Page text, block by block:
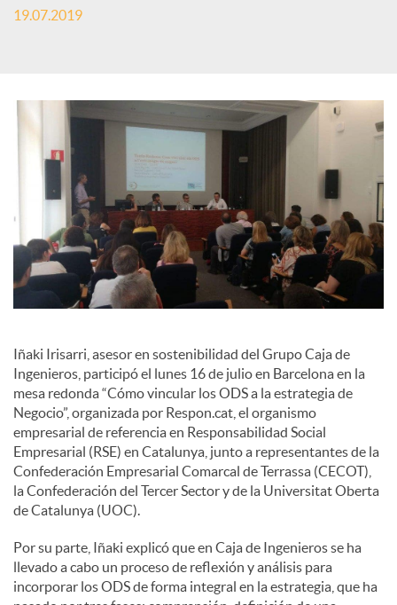
s
o
i
a
l
e
s
19.07.2019
Iñaki Irisarri, asesor en sostenibilidad del Grupo Caja de
Ingenieros, participó el lunes 16 de julio en Barcelona en la
mesa redonda “Cómo vincular los ODS a la estrategia de
Negocio”, organizada por Respon.cat, el organismo
empresarial de referencia en Responsabilidad Social
Empresarial (RSE) en Catalunya, junto a representantes de la
Confederación Empresarial Comarcal de Terrassa (CECOT),
la Confederación del Tercer Sector y de la Universitat Oberta
de Catalunya (UOC).
Por su parte, Iñaki explicó que en Caja de Ingenieros se ha
llevado a cabo un proceso de reflexión y análisis para
incorporar los ODS de forma integral en la estrategia, que ha